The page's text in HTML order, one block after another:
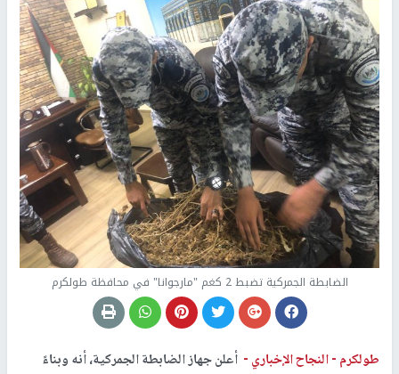
الضابطة الجمركية تضبط 2 كغم "مارجوانا" في محافظة طولكرم
طولكرم -النجاح الإخباري - أعلن جهاز الضابطة الجمركية، أنه وبناءً